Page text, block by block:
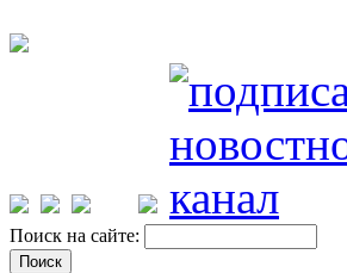
Поиск на сайте: